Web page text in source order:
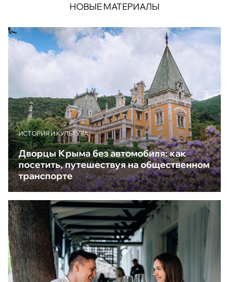
НОВЫЕ МАТЕРИАЛЫ
ИСТОРИЯ И КУЛЬТУРА
Дворцы Крыма без автомобиля: как
посетить, путешествуя на общественном
транспорте